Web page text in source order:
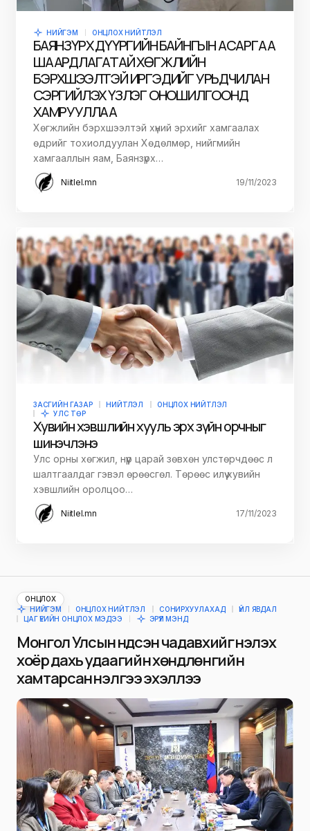
НИЙГЭМ ОНЦЛОХ НИЙТЛЭЛ
БАЯНЗҮРХ ДҮҮРГИЙН БАЙНГЫН АСАРГАА
ШААРДЛАГАТАЙ ХӨГЖЛИЙН
БЭРХШЭЭЛТЭЙ ИРГЭДИЙГ УРЬДЧИЛАН
СЭРГИЙЛЭХ ҮЗЛЭГ ОНОШИЛГООНД
ХАМРУУЛЛАА
Хөгжлийн бэрхшээлтэй хүний эрхийг хамгаалах
өдрийг тохиолдуулан Хөдөлмөр, нийгмийн
хамгааллын яам, Баянзүрх…
Niitlel.mn 19/11/2023
ЗАСГИЙН ГАЗАР НИЙТЛЭЛ
ОНЦЛОХ НИЙТЛЭЛ
УЛС ТӨР
Хувийн хэвшлийн хууль эрх зүйн орчныг
шинэчлэнэ
Улс орны хөгжил, нүүр царай зөвхөн улстөрчдөөс л
шалтгаалдаг гэвэл өрөөсгөл. Төрөөс илүү хувийн
хэвшлийн оролцоо…
Niitlel.mn 17/11/2023
ОНЦЛОХ
НИЙГЭМ
ОНЦЛОХ НИЙТЛЭЛ СОНИРХУУЛАХАД
ҮЙЛ ЯВДАЛ
ЦАГ ҮЕИЙН ОНЦЛОХ МЭДЭЭ
ЭРҮҮЛ МЭНД
Монгол Улсын үндсэн чадавхийг үнэлэх
хоёр дахь удаагийн хөндлөнгийн
хамтарсан үнэлгээ эхэллээ